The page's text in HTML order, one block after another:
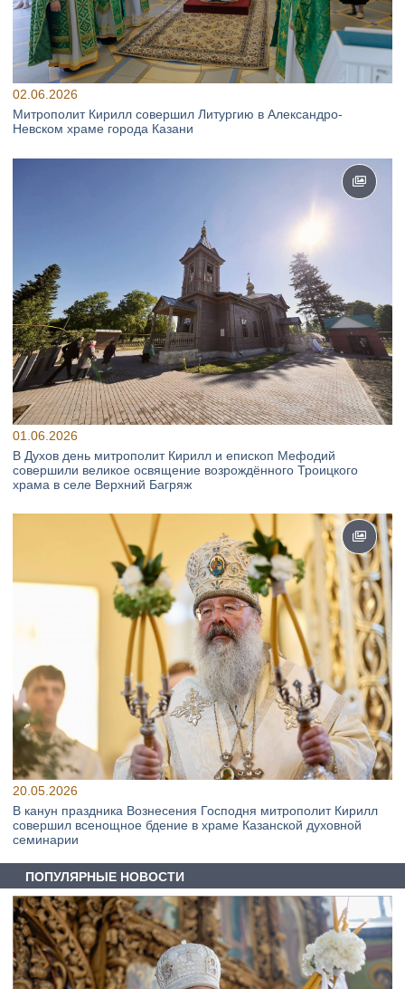
02.06.2026
Митрополит Кирилл совершил Литургию в Александро-
Невском храме города Казани
01.06.2026
В Духов день митрополит Кирилл и епископ Мефодий
совершили великое освящение возрождённого Троицкого
храма в селе Верхний Багряж
20.05.2026
В канун праздника Вознесения Господня митрополит Кирилл
совершил всенощное бдение в храме Казанской духовной
семинарии
ПОПУЛЯРНЫЕ НОВОСТИ